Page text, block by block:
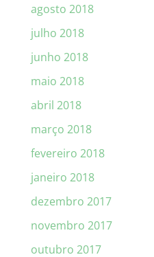
agosto 2018
julho 2018
junho 2018
maio 2018
abril 2018
março 2018
fevereiro 2018
janeiro 2018
dezembro 2017
novembro 2017
outubro 2017